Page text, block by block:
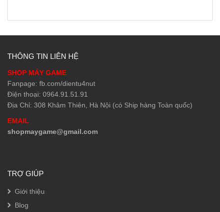
THÔNG TIN LIÊN HỆ
SHOP MÁY GAME
Fanpage: fb.com/dientu4nut
Điện thoại: 0964.91.51.91
Địa Chỉ: 308 Khâm Thiên, Hà Nội (có Ship hàng Toàn quốc)
EMAIL
shopmaygame@gmail.com
TRỢ GIÚP
Giới thiệu
Blog